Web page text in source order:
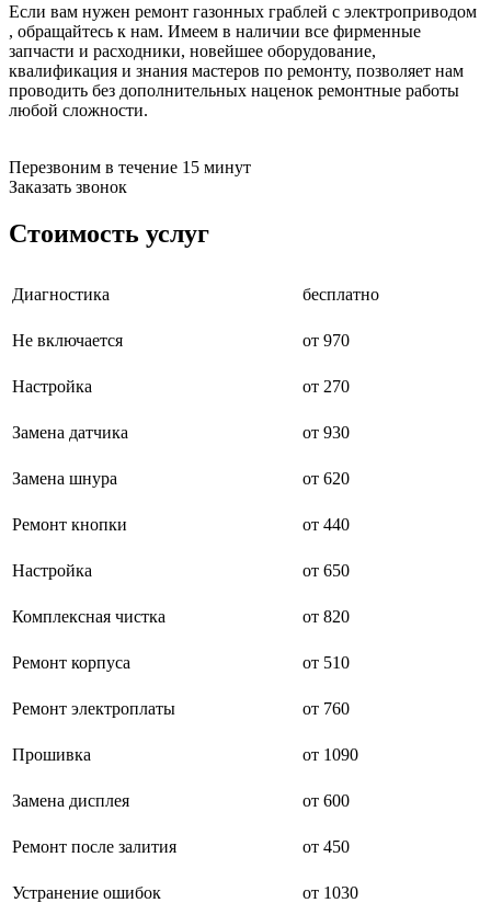
беспроводных систем мониторинга
беспроводных систем презентаций
бетоноломов
бетономешалок
безменов
биговщиков
блинниц
блоков автоматики насосов
блоков коммутации
блоков охлаждения
блоков управления
брошюраторов
буклетмейкеров
cd ресиверов
чаеварок
чиллеров
дарсонвалей
датчиков качества воздуха
депиляторов
держателей с беспроводной зарядкой
детекторов проводки
Если вам нужен ремонт газонных граблей с электроприводом
, обращайтесь к нам. Имеем в наличии все фирменные
запчасти и расходники, новейшее оборудование,
квалификация и знания мастеров по ремонту, позволяет нам
проводить без дополнительных наценок ремонтные работы
любой сложности.
Перезвоним в течение 15 минут
Заказать звонок
Стоимость услуг
Диагностика бесплатно
Не включается от 970
Настройка от 270
Замена датчика от 930
Замена шнура от 620
Ремонт кнопки от 440
Настройка от 650
Комплексная чистка от 820
Ремонт корпуса от 510
Ремонт электроплаты от 760
Прошивка от 1090
Замена дисплея от 600
Ремонт после залития от 450
Устранение ошибок от 1030